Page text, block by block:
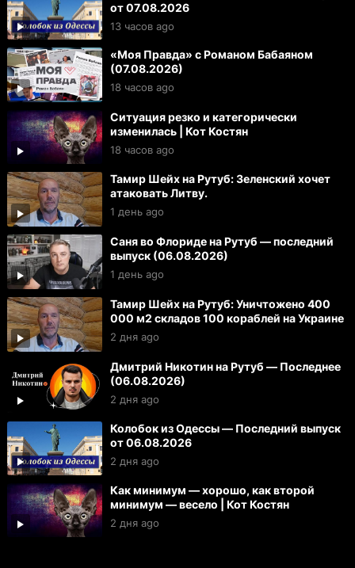
от 07.08.2026
13 часов ago
«Моя Правда» с Романом Бабаяном
(07.08.2026)
18 часов ago
Ситуация резко и категорически
изменилась | Кот Костян
18 часов ago
Тамир Шейх на Рутуб: Зеленский хочет
атаковать Литву.
1 день ago
Саня во Флориде на Рутуб — последний
выпуск (06.08.2026)
1 день ago
Тамир Шейх на Рутуб: Уничтожено 400
000 м2 складов 100 кораблей на Украине
2 дня ago
Дмитрий Никотин на Рутуб — Последнее
(06.08.2026)
2 дня ago
Колобок из Одессы — Последний выпуск
от 06.08.2026
2 дня ago
Как минимум — хорошо, как второй
минимум — весело | Кот Костян
2 дня ago